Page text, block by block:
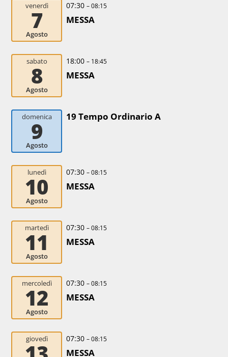
venerdì
7
Agosto
07:30 – 08:15
MESSA
sabato
8
Agosto
18:00 – 18:45
MESSA
domenica
9
Agosto
19 Tempo Ordinario A
lunedì
10
Agosto
07:30 – 08:15
MESSA
martedì
11
Agosto
07:30 – 08:15
MESSA
mercoledì
12
Agosto
07:30 – 08:15
MESSA
giovedì 07:30 – 08:15
MESSA